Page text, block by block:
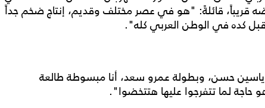
قريباً، قائلةً: "هو في عصر مختلف وقديم، إنتاج ضخم جداً
كده في الوطن العربي كله".
حسن، وبطولة عمرو سعد، أنا مبسوطة طالعة
لما تتفرجوا عليها هتتخضوا".